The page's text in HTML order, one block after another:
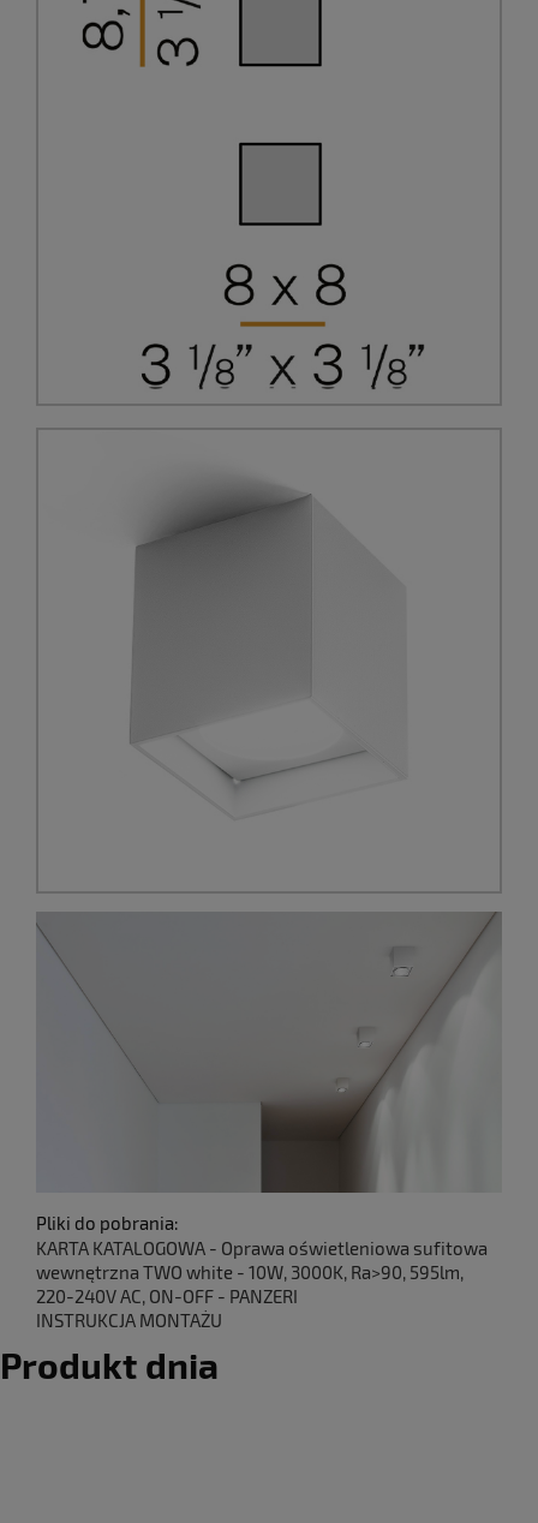
Pliki do pobrania:
KARTA KATALOGOWA - Oprawa oświetleniowa sufitowa
wewnętrzna TWO white - 10W, 3000K, Ra>90, 595lm,
220-240V AC, ON-OFF - PANZERI
INSTRUKCJA MONTAŻU
Produkt dnia